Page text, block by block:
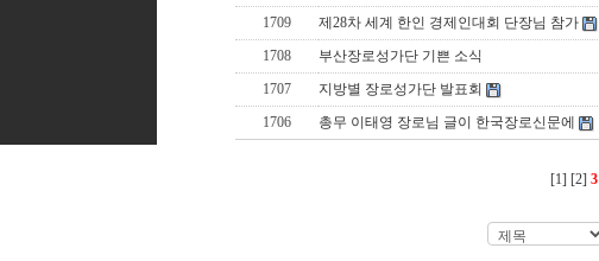
1709
제28차 세계 한인 경제인대회 단장님 참가
1708
부산장로성가단 기쁜 소식
1707
지방별 장로성가단 발표회
1706
총무 이태영 장로님 글이 한국장로신문에
[1] [2] 3